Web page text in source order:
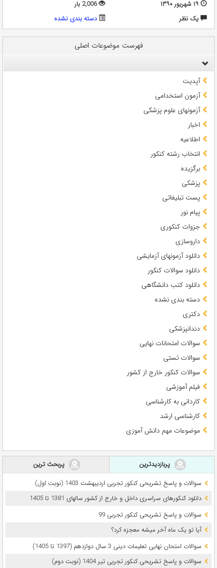
۱۹ شهریور ۱۳۹۰
2,006 بار
يک نظر
دسته بندی نشده
فهرست موضوعات اصلی
آپدیت
آزمون استخدامی
آزمونهای علوم پزشکی
اخبار
اطلاعیه
انتخاب رشته کنکور
برگزیده
پزشکی
پست تبلیغاتی
پیام نور
جزوات کنکوری
داروسازی
دانلود آزمونهای آزمایشی
دانلود سوالات کنکور
دانلود کتب دانشگاهی
دسته بندی نشده
دکتری
دندانپزشکی
سوالات امتحانات نهایی
سوالات تستی
سوالات کنکور خارج از کشور
فیلم آموزشی
کاردانی به کارشناسی
کارشناسی ارشد
موضوعات مهم دانش آموزی
پربازدیدترین
پربحث ترین
سوالات و پاسخ تشریحی کنکور تجربی اردیبهشت 1403 (نوبت اول)
دانلود کنکورهای سراسری داخل و خارج از کشور سالهای 1381 تا 1405
سوالات و پاسخ تشریحی کنکور تجربی 99
آیا تو یک ماه آخر میشه معجزه کرد؟
سوالات امتحان نهایی تعلیمات دینی 3 سال دوازدهم (1397 تا 1405)
سوالات و پاسخ تشریحی کنکور تجربی تیر 1404 (نوبت دوم)